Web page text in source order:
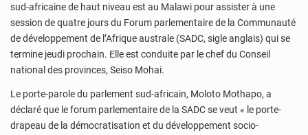
sud-africaine de haut niveau est au Malawi pour assister à une
session de quatre jours du Forum parlementaire de la Communauté
de développement de l’Afrique australe (SADC, sigle anglais) qui se
termine jeudi prochain. Elle est conduite par le chef du Conseil
national des provinces, Seiso Mohai.
Le porte-parole du parlement sud-africain, Moloto Mothapo, a
déclaré que le forum parlementaire de la SADC se veut « le porte-
drapeau de la démocratisation et du développement socio-